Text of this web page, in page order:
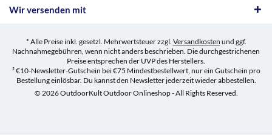
Wir versenden mit
* Alle Preise inkl. gesetzl. Mehrwertsteuer zzgl. Versandkosten und ggf.
Nachnahmegebühren, wenn nicht anders beschrieben. Die durchgestrichenen
Preise entsprechen der UVP des Herstellers.
² €10-Newsletter-Gutschein bei €75 Mindestbestellwert, nur ein Gutschein pro
Bestellung einlösbar. Du kannst den Newsletter jederzeit wieder abbestellen.
© 2026 OutdoorKult Outdoor Onlineshop - All Rights Reserved.